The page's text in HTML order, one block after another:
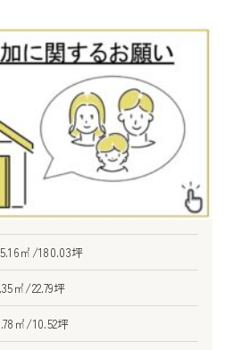
㎡/180.03坪
㎡/22.79坪
㎡/10.52坪